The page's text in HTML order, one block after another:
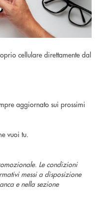
cellulare direttamente dal
aggiornato sui prossimi
vuoi tu.
Le condizioni
messi a disposizione
e nella sezione